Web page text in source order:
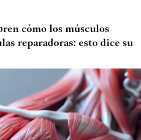
cómo los músculos
reparadoras: esto dice su